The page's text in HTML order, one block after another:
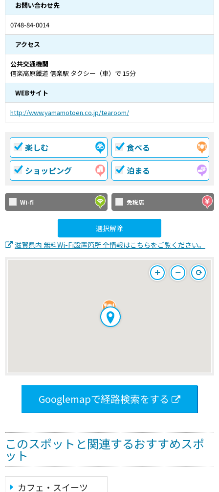
お問い合わせ先
0748-84-0014
アクセス
公共交通機関
信楽高原鐵道 信楽駅 タクシー（車）で 15分
WEBサイト
http://www.yamamotoen.co.jp/tearoom/
楽しむ
食べる
ショッピング
泊まる
Wi-fi 免税店
選択解除
滋賀県内 無料Wi-Fi設置箇所 全情報はこちらをご覧ください。
Googlemapで経路検索をする
このスポットと関連するおすすめスポ
ット
カフェ・スイーツ